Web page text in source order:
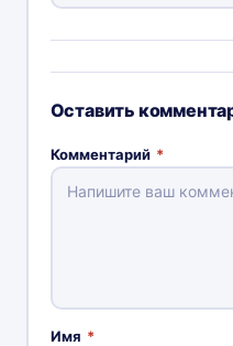
Оставить
Комментарий *
Имя *